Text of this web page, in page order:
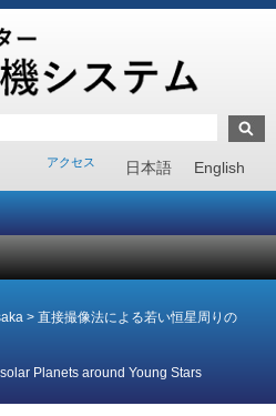
日本語 English
アクセス
> 直接撮像法による若い恒星周りの
Planets around Young Stars